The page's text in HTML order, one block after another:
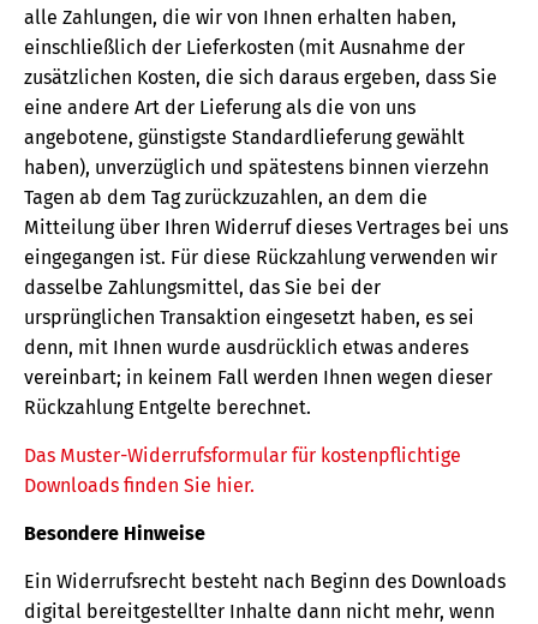
alle Zahlungen, die wir von Ihnen erhalten haben,
einschließlich der Lieferkosten (mit Ausnahme der
zusätzlichen Kosten, die sich daraus ergeben, dass Sie
eine andere Art der Lieferung als die von uns
angebotene, günstigste Standardlieferung gewählt
haben), unverzüglich und spätestens binnen vierzehn
Tagen ab dem Tag zurückzuzahlen, an dem die
Mitteilung über Ihren Widerruf dieses Vertrages bei uns
eingegangen ist. Für diese Rückzahlung verwenden wir
dasselbe Zahlungsmittel, das Sie bei der
ursprünglichen Transaktion eingesetzt haben, es sei
denn, mit Ihnen wurde ausdrücklich etwas anderes
vereinbart; in keinem Fall werden Ihnen wegen dieser
Rückzahlung Entgelte berechnet.
Das Muster-Widerrufsformular für kostenpflichtige
Downloads finden Sie hier.
Besondere Hinweise
Ein Widerrufsrecht besteht nach Beginn des Downloads
digital bereitgestellter Inhalte dann nicht mehr, wenn